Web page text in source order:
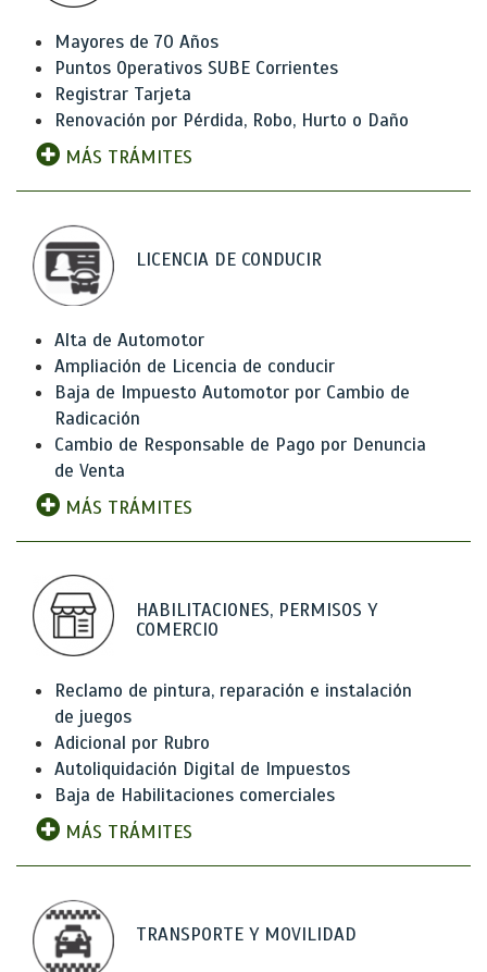
Mayores de 70 Años
Puntos Operativos SUBE Corrientes
Registrar Tarjeta
Renovación por Pérdida, Robo, Hurto o Daño
MÁS TRÁMITES
LICENCIA DE CONDUCIR
Alta de Automotor
Ampliación de Licencia de conducir
Baja de Impuesto Automotor por Cambio de
Radicación
Cambio de Responsable de Pago por Denuncia
de Venta
MÁS TRÁMITES
HABILITACIONES, PERMISOS Y
COMERCIO
Reclamo de pintura, reparación e instalación
de juegos
Adicional por Rubro
Autoliquidación Digital de Impuestos
Baja de Habilitaciones comerciales
MÁS TRÁMITES
TRANSPORTE Y MOVILIDAD